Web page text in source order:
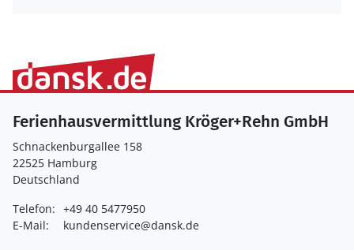
Ferienhausvermittlung Kröger+Rehn GmbH
Schnackenburgallee 158
22525 Hamburg
Deutschland
Telefon: +49 40 5477950
E-Mail:
kundenservice@dansk.de